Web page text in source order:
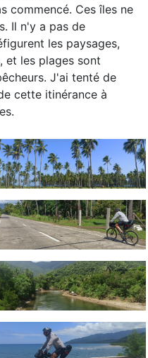
commencé. Ces îles ne
Il n'y a pas de
les paysages,
et les plages sont
J'ai tenté de
cette itinérance à